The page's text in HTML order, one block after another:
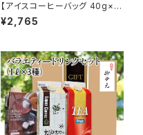
【アイスコーヒーバッグ 40g×1
0袋】 中細挽 iced coffee ba
g アイスコーヒー ブラジル グア
コーヒー 通販
¥2,765